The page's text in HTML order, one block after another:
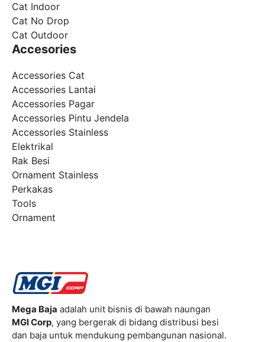
Cat Indoor
Cat No Drop
Cat Outdoor
Accesories
Accessories Cat
Accessories Lantai
Accessories Pagar
Accessories Pintu Jendela
Accessories Stainless
Elektrikal
Rak Besi
Ornament Stainless
Perkakas
Tools
Ornament
Mega Baja adalah unit bisnis di bawah naungan
MGI Corp, yang bergerak di bidang distribusi besi
dan baja untuk mendukung pembangunan nasional.